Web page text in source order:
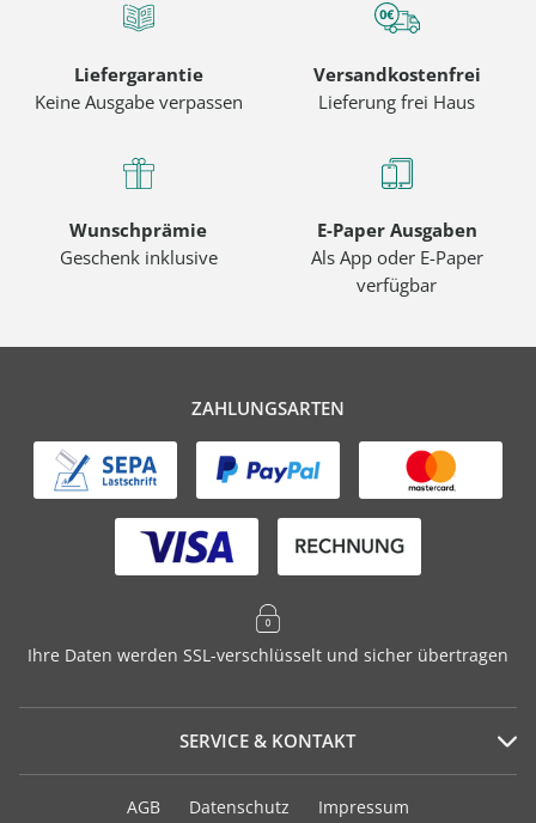
Liefergarantie
Keine Ausgabe verpassen
Versandkostenfrei
Lieferung frei Haus
Wunschprämie
Geschenk inklusive
E-Paper Ausgaben
Als App oder E-Paper
verfügbar
ZAHLUNGSARTEN
Ihre Daten werden SSL-verschlüsselt und sicher übertragen
SERVICE & KONTAKT
Serviceportal
AGB Datenschutz Impressum